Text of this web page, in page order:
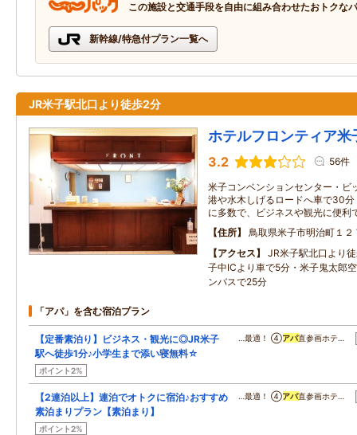
この施設と交通手段を自由に組み合わせたおトクな
新幹線/特急付プラン一覧へ
JR米子駅北口より徒歩2分
ホテルフロンティア米
3.2 56件
米子コンベンションセンター・ビ
港や水木しげるロードへ車で30
に多数で、ビジネスや観光に便利
住所
鳥取県米子市明治町１２
アクセス
JR米子駅北口より
子中ICより車で5分・米子鬼太郎
ンバスで25分
「アパ」を含む宿泊プラン
【定番素泊り】ビジネス・観光に◎JR米子
駅へ徒歩1分♪小学生まで添い寝無料☆
ポイント2%
…最適！ ④アパ直参画ホテ…
【2連泊以上】連泊でオトクに宿泊♪おすすめ
素泊まりプラン【素泊まり】
ポイント2%
…最適！ ④アパ直参画ホテ…